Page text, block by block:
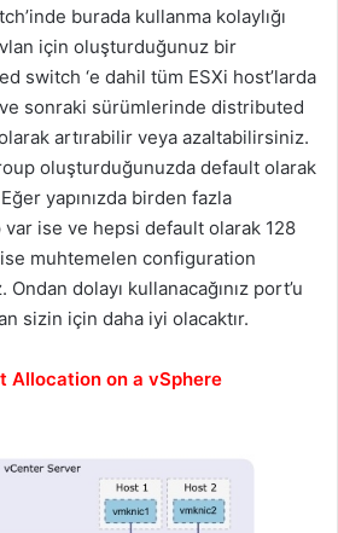
burada kullanma kolaylığı
için oluşturduğunuz bir
switch ‘e dahil tüm ESXi host’larda
sonraki sürümlerinde distributed
artırabilir veya azaltabilirsiniz.
oluşturduğunuzda default olarak
yapınızda birden fazla
ise ve hepsi default olarak 128
muhtemelen configuration
Ondan dolayı kullanacağınız port’u
sizin için daha iyi olacaktır.
Allocation on a vSphere